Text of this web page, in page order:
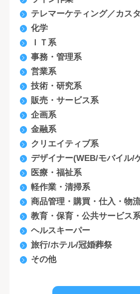
テレマーケティング／カス
化学
ＩＴ系
事務・管理系
営業系
技術・研究系
販売・サービス系
企画系
金融系
クリエイティブ系
デザイナー(WEB/モバイル/
医療・福祉系
軽作業・清掃系
商品管理・購買・仕入・物
教育・保育・公共サービス
ヘルスキーパー
旅行/ホテル/冠婚葬祭
その他